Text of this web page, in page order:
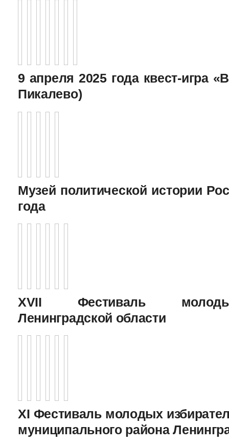
9 апреля 2025 года квест-игра
Пикалево)
Музей политической истории
года
XVII Фестиваль
Ленинградской области
XI Фестиваль молодых
муниципального района